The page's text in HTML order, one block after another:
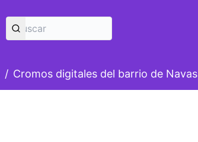
/ Cromos digitales del barrio de Navas